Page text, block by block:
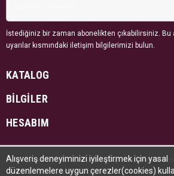
İstediğiniz bir zaman abonelikten çıkabilirsiniz. Bu
uyarılar kısmındaki iletişim bilgilerimizi bulun.
KATALOG
BİLGİLER
HESABIM
Tüm hakları saklıdır. Kredi kartı bilgileriniz PayTR
sertifikası ile korunmaktadır.
Alışveriş deneyiminizi iyileştirmek için yasal
düzenlemelere uygun çerezler(cookies)